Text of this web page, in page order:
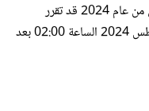
يسرنا الاعلان أن مؤتمر المحللين للربع الثاني من عام 2024 قد تقرر
انعقاده يوم الخميس الموافق في 22 أغسطس 2024 الساعة 02:00 بعد